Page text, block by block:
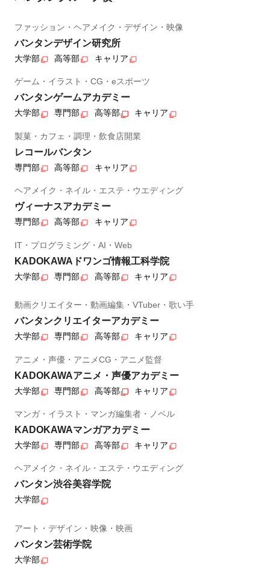
ファッション・ヘアメイク・デザイン・映像
バンタンデザイン研究所
大学部 高等部 キャリア
ゲーム・イラスト・CG・eスポーツ
バンタンゲームアカデミー
大学部 専門部 高等部 キャリア
製菓・カフェ・調理・飲食店開業
レコールバンタン
専門部 高等部 キャリア
ヘアメイク・ネイル・エステ・ウエディング
ヴィーナスアカデミー
専門部 高等部 キャリア
IT・プログラミング・AI・Web
KADOKAWAドワンゴ情報工科学院
大学部 専門部 高等部 キャリア
動画クリエイター・動画編集・VTuber・歌い手
バンタンクリエイターアカデミー
大学部 専門部 高等部 キャリア
アニメ・声優・アニメCG・アニメ監督
KADOKAWAアニメ・声優アカデミー
大学部 専門部 高等部 キャリア
マンガ・イラスト・マンガ編集者・ノベル
KADOKAWAマンガアカデミー
大学部 専門部 高等部 キャリア
ヘアメイク・ネイル・エステ・ウエディング
バンタン渋谷美容学院
大学部
アート・デザイン・映像・映画
バンタン芸術学院
大学部